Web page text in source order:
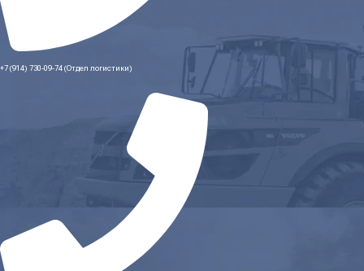
+7 (914) 730-09-74 (Отдел логистики)